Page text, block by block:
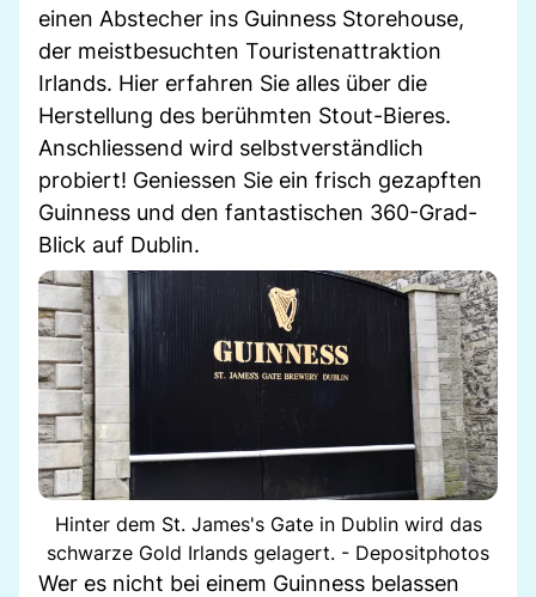
einen Abstecher ins Guinness Storehouse,
der meistbesuchten Touristenattraktion
Irlands. Hier erfahren Sie alles über die
Herstellung des berühmten Stout-Bieres.
Anschliessend wird selbstverständlich
probiert! Geniessen Sie ein frisch gezapften
Guinness und den fantastischen 360-Grad-
Blick auf Dublin.
Hinter dem St. James's Gate in Dublin wird das
schwarze Gold Irlands gelagert. - Depositphotos
Wer es nicht bei einem Guinness belassen